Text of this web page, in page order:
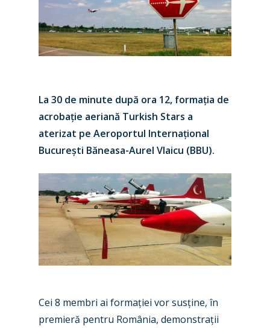
La 30 de minute după ora 12, formația de
acrobație aeriană Turkish Stars a
aterizat pe Aeroportul Internațional
București Băneasa-Aurel Vlaicu (BBU).
Cei 8 membri ai formației vor susține, în
premieră pentru România, demonstrații